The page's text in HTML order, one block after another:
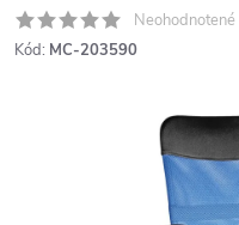
Neohodnotené
Kód: MC-203590